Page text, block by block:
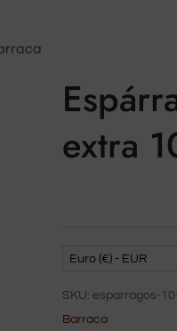
extra
Euro (€) - EUR
SKU: esparragos-
Barraca